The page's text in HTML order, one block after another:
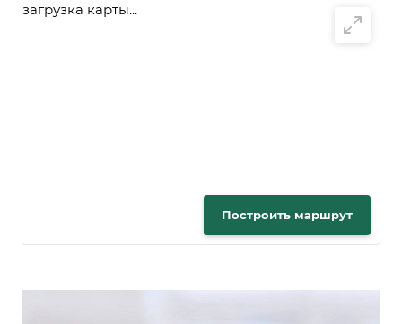
загрузка карты...
Построить маршрут